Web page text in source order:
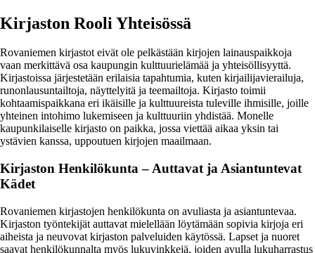
Kirjaston Rooli Yhteisössä
Rovaniemen kirjastot eivät ole pelkästään kirjojen lainauspaikkoja
vaan merkittävä osa kaupungin kulttuurielämää ja yhteisöllisyyttä.
Kirjastoissa järjestetään erilaisia tapahtumia, kuten kirjailijavierailuja,
runonlausuntailtoja, näyttelyitä ja teemailtoja. Kirjasto toimii
kohtaamispaikkana eri ikäisille ja kulttuureista tuleville ihmisille, joille
yhteinen intohimo lukemiseen ja kulttuuriin yhdistää. Monelle
kaupunkilaiselle kirjasto on paikka, jossa viettää aikaa yksin tai
ystävien kanssa, uppoutuen kirjojen maailmaan.
Kirjaston Henkilökunta – Auttavat ja Asiantuntevat
Kädet
Rovaniemen kirjastojen henkilökunta on avuliasta ja asiantuntevaa.
Kirjaston työntekijät auttavat mielellään löytämään sopivia kirjoja eri
aiheista ja neuvovat kirjaston palveluiden käytössä. Lapset ja nuoret
saavat henkilökunnalta myös lukuvinkkejä, joiden avulla lukuharrastus